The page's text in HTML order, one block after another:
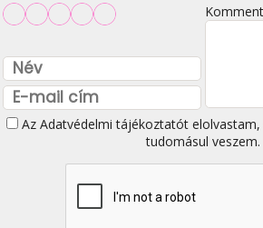
Komment
Az Adatvédelmi tájékoztatótelolvastam,
tudomásul veszem.